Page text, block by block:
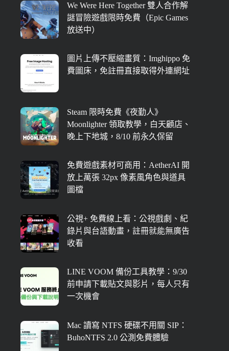
We Were Here Together 雙人合作解
謎冒險遊戲限時免費（Epic Games
放送中）
圖片上傳不壓縮畫質：Imghippo 免
費圖床，免註冊直接取得外連網址
Steam 限時免費《夜勤人》
Moonlighter 領取教學，白天顧店、
晚上下地城，8/10 前永久保留
免費遊戲素材可商用：AetherAI 開
放上萬張 32px 像素風角色與道具
圖檔
公視+ 免費線上看：公視戲劇、紀
錄片與台語動畫，註冊就能無廣告
收看
LINE VOOM 備份工具教學：9/30
前申請下載貼文與影片，每人只有
一次機會
Mac 讀寫 NTFS 硬碟不用關 SIP：
BuhoNTFS 2.0 公測免費體驗